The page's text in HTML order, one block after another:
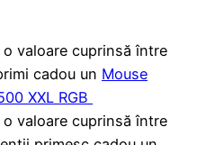
valoare cuprinsă între
cadou un Mouse
XXL RGB
valoare cuprinsă între